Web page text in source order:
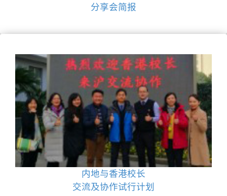
分享会简报
内地与香港校长
交流及协作试行计划